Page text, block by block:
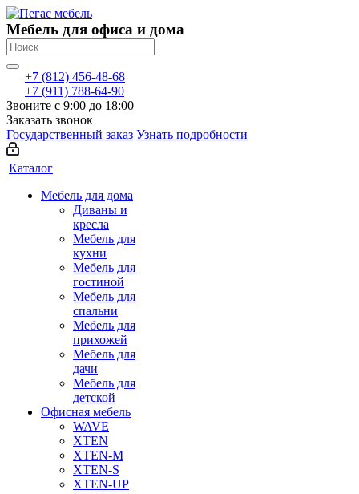
Мебель для офиса и дома
+7 (812) 456-48-68
+7 (911) 788-64-90
Звоните с 9:00 до 18:00
Заказать звонок
Государственный заказ Узнать подробности
Каталог
Мебель для дома
Диваны и
кресла
Мебель для
кухни
Мебель для
гостиной
Мебель для
спальни
Мебель для
прихожей
Мебель для
дачи
Мебель для
детской
Офисная мебель
WAVE
XTEN
XTEN-M
XTEN-S
XTEN-UP